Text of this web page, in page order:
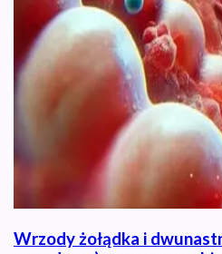
Wrzody żołądka i